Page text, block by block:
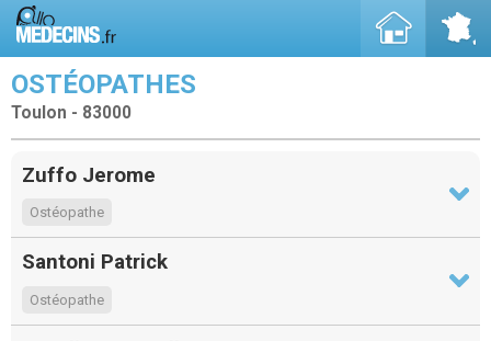
OSTÉOPATHES
Toulon - 83000
Zuffo Jerome
Ostéopathe
Santoni Patrick
Ostéopathe